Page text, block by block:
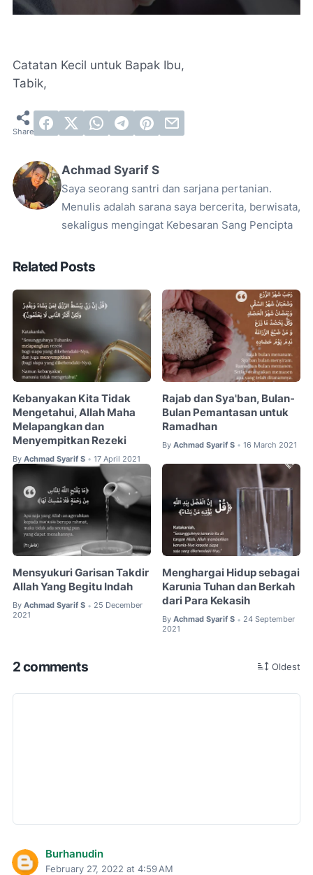
Catatan Kecil untuk Bapak Ibu,
Tabik,
Achmad Syarif S
Saya seorang santri dan sarjana pertanian.
Menulis adalah sarana saya bercerita, berwisata,
sekaligus mengingat Kebesaran Sang Pencipta
Related Posts
Kebanyakan Kita Tidak
Mengetahui, Allah Maha
Melapangkan dan
Menyempitkan Rezeki
By Achmad Syarif S • 17 April 2021
Rajab dan Sya'ban, Bulan-
Bulan Pemantasan untuk
Ramadhan
By Achmad Syarif S • 16 March 2021
Mensyukuri Garisan Takdir
Allah Yang Begitu Indah
By Achmad Syarif S • 25 December
2021
Menghargai Hidup sebagai
Karunia Tuhan dan Berkah
dari Para Kekasih
By Achmad Syarif S • 24 September
2021
2 comments Oldest
Burhanudin
February 27, 2022 at 4:59 AM